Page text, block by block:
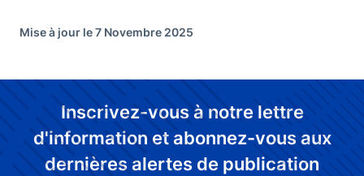
Mise à jour le 7 Novembre 2025
Inscrivez-vous à notre lettre
d'information et abonnez-vous aux
dernières alertes de publication